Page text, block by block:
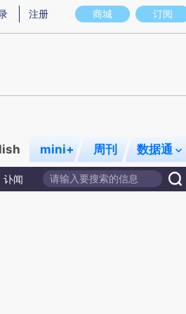
意图存在偏差。不代表财新观点和立场。推荐
商城 订阅
注册
mini+ 周刊 数据通
讣闻